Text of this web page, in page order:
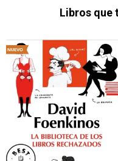
Libros que